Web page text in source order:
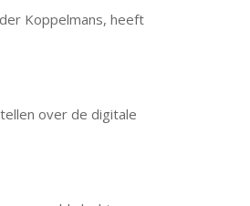
Koppelmans, heeft
over de digitale